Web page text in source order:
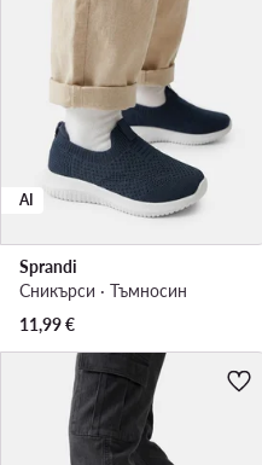
AI
Sprandi
Сникърси · Тъмносин
11,99€